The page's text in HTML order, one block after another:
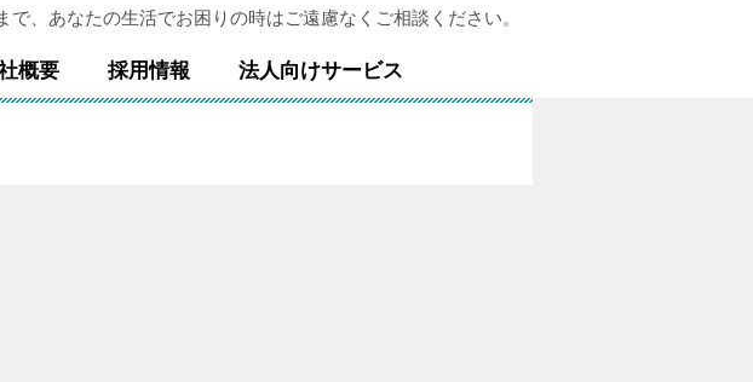
、あなたの生活でお困りの時はご遠慮なくご相談ください。
概要 採用情報 法人向けサービス